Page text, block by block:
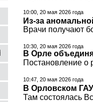
10:00, 20 мая 2026 года
Из-за
Врачи получают
10:30, 20 мая 2026 года
В Орле
Постановление
10:47, 20 мая 2026 года
В Орловском
Там состоялась